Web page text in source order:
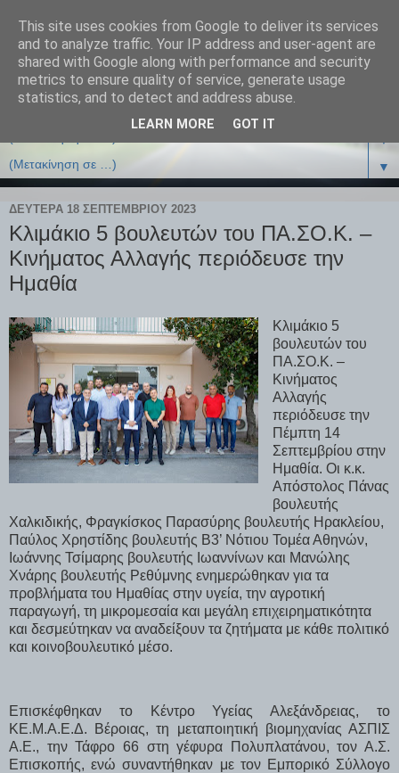
▼
▼
ΔΕΥΤΈΡΑ 18 ΣΕΠΤΕΜΒΡΊΟΥ 2023
Κλιμάκιο 5 βουλευτών του ΠΑ.ΣΟ.Κ. –
Κινήματος Αλλαγής περιόδευσε την
Ημαθία
Κλιμάκιο 5
βουλευτών του
ΠΑ.ΣΟ.Κ. –
Κινήματος
Αλλαγής
περιόδευσε την
Πέμπτη 14
Σεπτεμβρίου στην
Ημαθία. Οι κ.κ.
Απόστολος Πάνας
βουλευτής
Χαλκιδικής, Φραγκίσκος Παρασύρης βουλευτής Ηρακλείου,
Παύλος Χρηστίδης βουλευτής Β3’ Νότιου Τομέα Αθηνών,
Ιωάννης Τσίμαρης βουλευτής Ιωαννίνων και Μανώλης
Χνάρης βουλευτής Ρεθύμνης ενημερώθηκαν για τα
προβλήματα του Ημαθίας στην υγεία, την αγροτική
παραγωγή, τη μικρομεσαία και μεγάλη επιχειρηματικότητα
και δεσμεύτηκαν να αναδείξουν τα ζητήματα με κάθε πολιτικό
και κοινοβουλευτικό μέσο.
Επισκέφθηκαν το Κέντρο Υγείας Αλεξάνδρειας, το
ΚΕ.Μ.Α.Ε.Δ. Βέροιας, τη μεταποιητική βιομηχανίας ΑΣΠΙΣ
Α.Ε., την Τάφρο 66 στη γέφυρα Πολυπλατάνου, τον Α.Σ.
Επισκοπής, ενώ συναντήθηκαν με τον Εμπορικό Σύλλογο
This site uses cookies from Google to deliver its services
and to analyze traffic. Your IP address and user-agent are
shared with Google along with performance and security
metrics to ensure quality of service, generate usage
statistics, and to detect and address abuse.
LEARN MORE GOT IT